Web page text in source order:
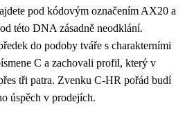
pod kódovým označením AX20 a
této DNA zásadně neodklání.
do podoby tváře s charakterními
C a zachovali profil, který v
tři patra. Zvenku C-HR pořád budí
úspěch v prodejích.